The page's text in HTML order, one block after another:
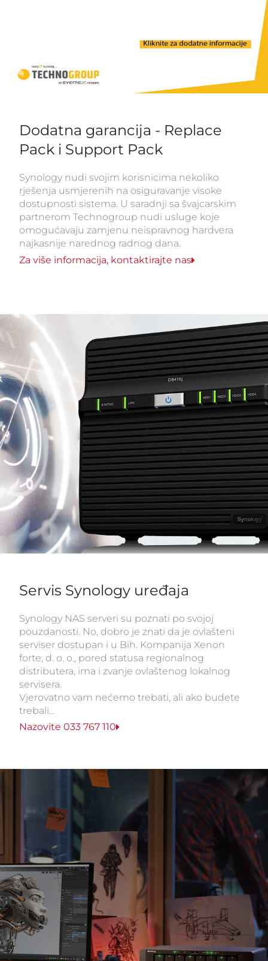
Dodatna garancija - Replace
Pack i Support Pack
Synology nudi svojim korisnicima nekoliko
rješenja usmjerenih na osiguravanje visoke
dostupnosti sistema. U saradnji sa švajcarskim
partnerom Technogroup nudi usluge koje
omogućavaju zamjenu neispravnog hardvera
najkasnije narednog radnog dana.
Za više informacija, kontaktirajte nas
Servis Synology uređaja
Synology NAS serveri su poznati po svojoj
pouzdanosti. No, dobro je znati da je ovlašteni
serviser dostupan i u Bih. Kompanija Xenon
forte, d. o. o., pored statusa regionalnog
distributera, ima i zvanje ovlaštenog lokalnog
servisera.
Vjerovatno vam nećemo trebati, ali ako budete
trebali…
Nazovite 033 767 110